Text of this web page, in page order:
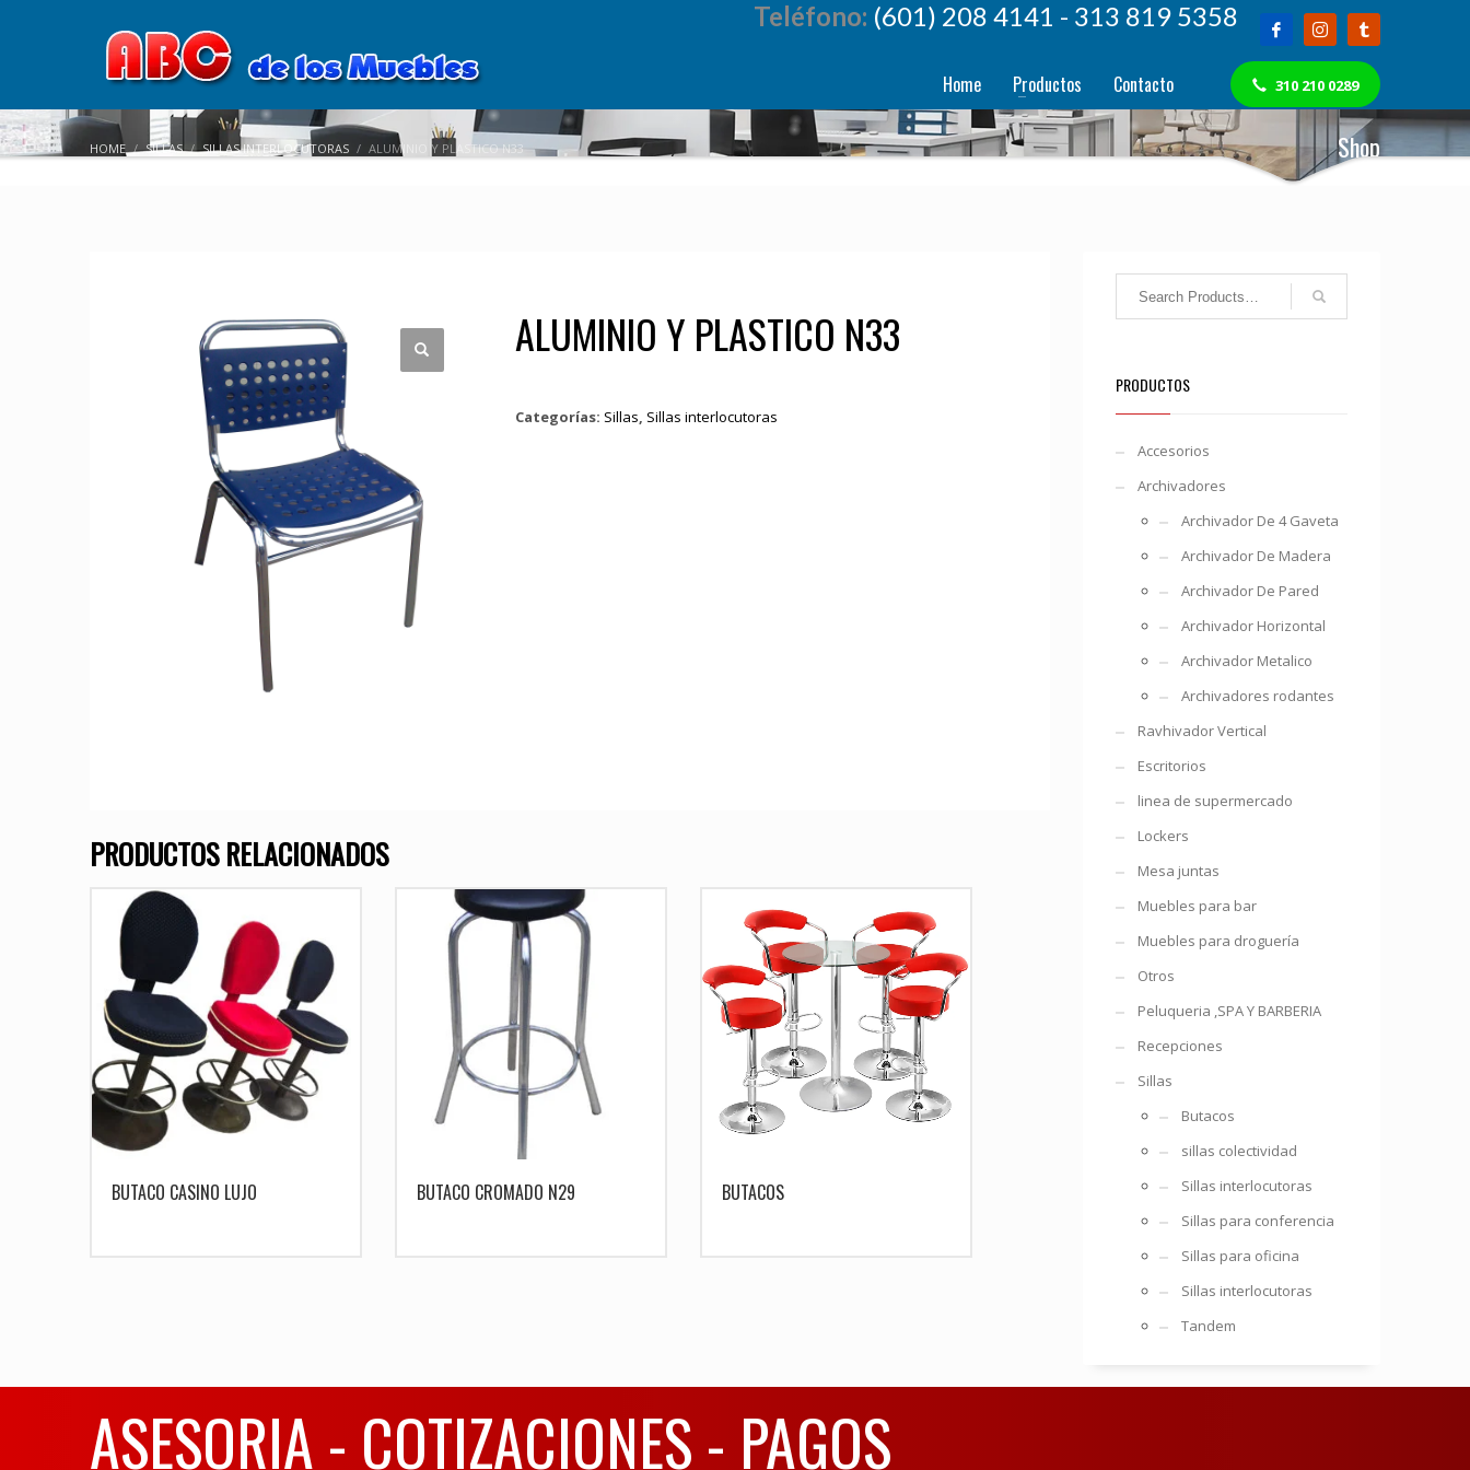
Teléfono: (601) 208 4141 - 313 819 5358
Home Productos Contacto 310 210 0289
HOME SILLAS SILLAS INTERLOCUTORAS ALUMINIO Y PLASTICO N33 Shop
ALUMINIO Y PLASTICO N33
Categorías: Sillas, Sillas interlocutoras
PRODUCTOS RELACIONADOS
BUTACO CASINO LUJO BUTACO CROMADO N29 BUTACOS
PRODUCTOS
Accesorios
Archivadores
Archivador De 4 Gaveta
Archivador De Madera
Archivador De Pared
Archivador Horizontal
Archivador Metalico
Archivadores rodantes
Ravhivador Vertical
Escritorios
linea de supermercado
Lockers
Mesa juntas
Muebles para bar
Muebles para droguería
Otros
Peluqueria ,SPA Y BARBERIA
Recepciones
Sillas
Butacos
sillas colectividad
Sillas interlocutoras
Sillas para conferencia
Sillas para oficina
Sillas interlocutoras
Tandem
ASESORIA - COTIZACIONES - PAGOS